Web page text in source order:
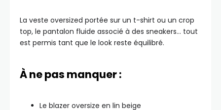
La veste oversized portée sur un t-shirt ou un crop
top, le pantalon fluide associé à des sneakers… tout
est permis tant que le look reste équilibré.
À ne pas manquer :
Le blazer oversize en lin beige